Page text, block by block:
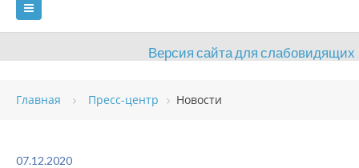
Версия сайта для слабовидящих
ГЛАВНАЯ
ВИДЫ СПОРТА
Главная Пресс-центр Новости
07.12.2020